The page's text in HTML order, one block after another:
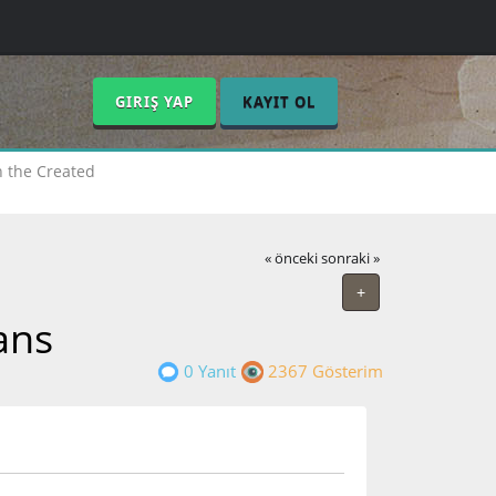
GIRIŞ YAP KAYIT OL
the Created
« önceki sonraki »
+
0 Yanıt 2367 Gösterim